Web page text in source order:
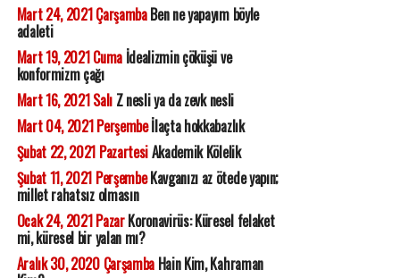
Mart 24, 2021 ÇarşambaBen ne yapayım böyle
adaleti
Mart 19, 2021 Cumaİdealizmin çöküşü ve
konformizm çağı
Mart 16, 2021 SalıZ nesli ya da zevk nesli
Mart 04, 2021 Perşembeİlaçta hokkabazlık
Şubat 22, 2021 PazartesiAkademik Kölelik
Şubat 11, 2021 PerşembeKavganızı az ötede yapın;
millet rahatsız olmasın
Ocak 24, 2021 PazarKoronavirüs: Küresel felaket
mi, küresel bir yalan mı?
Aralık 30, 2020 ÇarşambaHain Kim, Kahraman